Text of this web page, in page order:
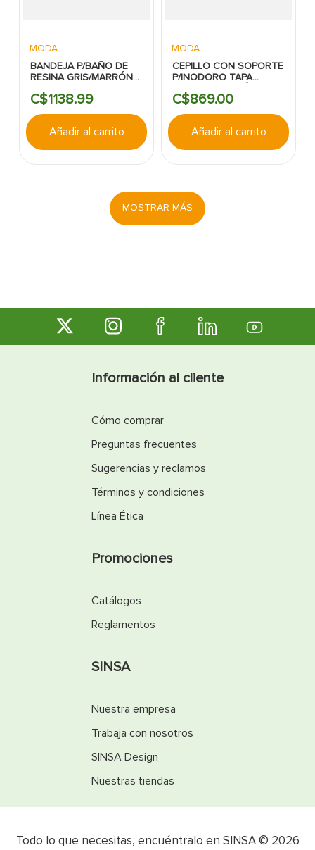
MODA
BANDEJA P/BAÑO DE
RESINA GRIS/MARRÓN
C$1138.99
Añadir al carrito
MODA
CEPILLO CON SOPORTE
P/INODORO TAPA
CLAM
C$869.00
Añadir al carrito
MOSTRAR MÁS
Información al cliente
Cómo comprar
Preguntas frecuentes
Sugerencias y reclamos
Términos y condiciones
Línea Ética
Promociones
Catálogos
Reglamentos
SINSA
Nuestra empresa
Trabaja con nosotros
SINSA Design
Nuestras tiendas
Todo lo que necesitas, encuéntralo en SINSA © 2026